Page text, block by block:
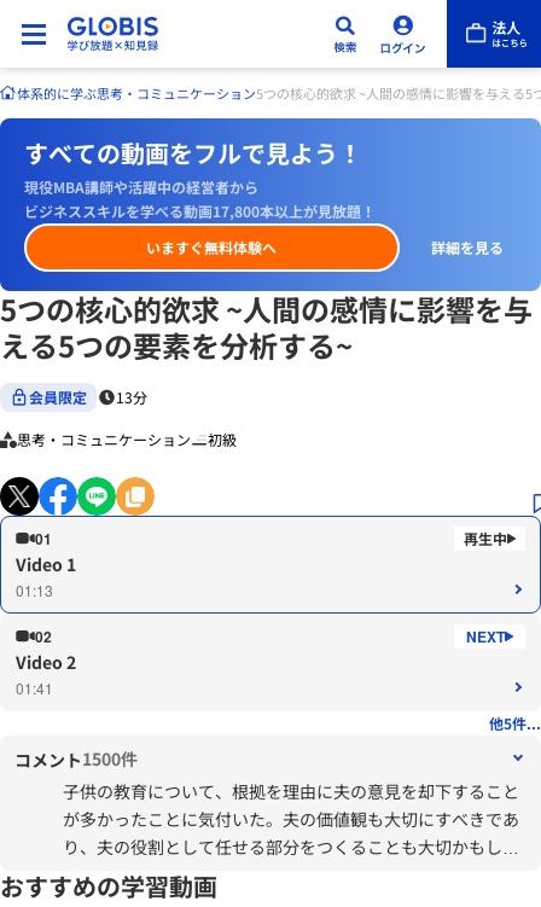
体系的に学ぶ思考・コミュニケーション5つの核心的欲求 ~人間の感情に影響を与える5
すべての動画をフルで見よう！
現役MBA講師や活躍中の経営者から
ビジネススキルを学べる動画17,800本以上が見放題！
いますぐ無料体験へ
詳細を見る
5つの核心的欲求 ~人間の感情に影響を与
える5つの要素を分析する~
会員限定 13分
思考・コミュニケーション 初級
01
Video 1
01:13
02
Video 2
01:41
他5件...
コメント1500件
子供の教育について、根拠を理由に夫の意見を却下すること
が多かったことに気付いた。夫の価値観も大切にすべきであ
り、夫の役割として任せる部分をつくることも大切かもしれ
ないと感じた。
おすすめの学習動画